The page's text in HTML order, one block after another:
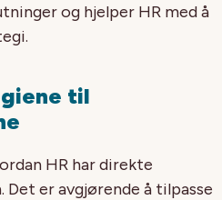
og hjelper HR med å
til
HR har direkte
Det er avgjørende å tilpasse